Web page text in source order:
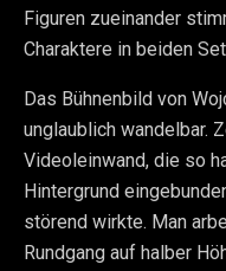
Figuren zueinander
Charaktere in beiden
Das Bühnenbild von
unglaublich wandelbar.
Videoleinwand, die so
Hintergrund
störend wirkte. Man
Rundgang auf halber